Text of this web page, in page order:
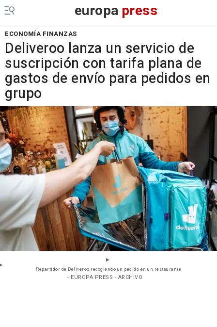
europa press
ECONOMÍA FINANZAS
Deliveroo lanza un servicio de
suscripción con tarifa plana de
gastos de envío para pedidos en
grupo
Repartidor de Deliveroo recogiendo un pedido en un restaurante
- EUROPA PRESS - ARCHIVO